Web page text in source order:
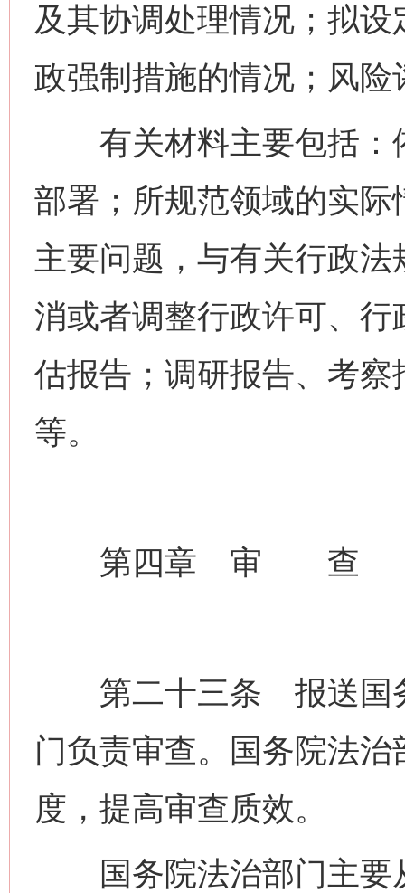
及其协调处理情况；拟
政强制措施的情况；风
有关材料主要包括：
部署；所规范领域的实
主要问题，与有关行政
消或者调整行政许可、
估报告；调研报告、考
等。
第四章 审 查
第二十三条 报送国务
门负责审查。国务院法
度，提高审查质效。
国务院法治部门主要